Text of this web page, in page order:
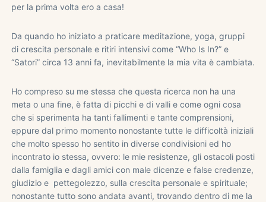
per la prima volta ero a casa!
Da quando ho iniziato a praticare meditazione, yoga, gruppi
di crescita personale e ritiri intensivi come “Who Is In?” e
“Satori” circa 13 anni fa, inevitabilmente la mia vita è cambiata.
Ho compreso su me stessa che questa ricerca non ha una
meta o una fine, è fatta di picchi e di valli e come ogni cosa
che si sperimenta ha tanti fallimenti e tante comprensioni,
eppure dal primo momento nonostante tutte le difficoltà iniziali
che molto spesso ho sentito in diverse condivisioni ed ho
incontrato io stessa, ovvero: le mie resistenze, gli ostacoli posti
dalla famiglia e dagli amici con male dicenze e false credenze,
giudizio e pettegolezzo, sulla crescita personale e spirituale;
nonostante tutto sono andata avanti, trovando dentro di me la